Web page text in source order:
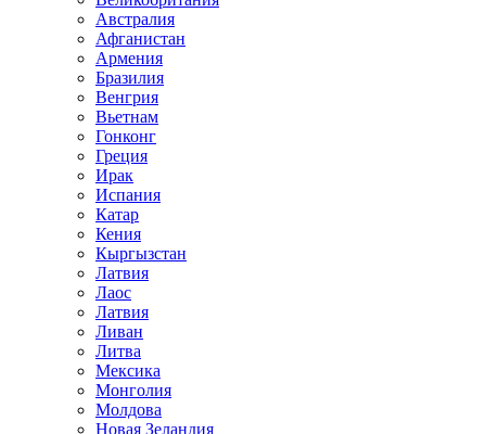
Австралия
Афганистан
Армения
Бразилия
Венгрия
Вьетнам
Гонконг
Греция
Ирак
Испания
Катар
Кения
Кыргызстан
Латвия
Лаос
Латвия
Ливан
Литва
Мексика
Монголия
Молдова
Новая Зеландия